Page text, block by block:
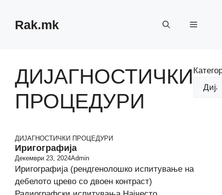
contentRak.mk Menu
ДИЈАГНОСТИЧКИ
ПРОЦЕДУРИ
ДИЈАГНОСТИЧКИ ПРОЦЕДУРИ
Иригографија
Декември 23, 2024Admin
Иригографија (рендгенолошко испитување на
дебелото црево со двоен контраст)